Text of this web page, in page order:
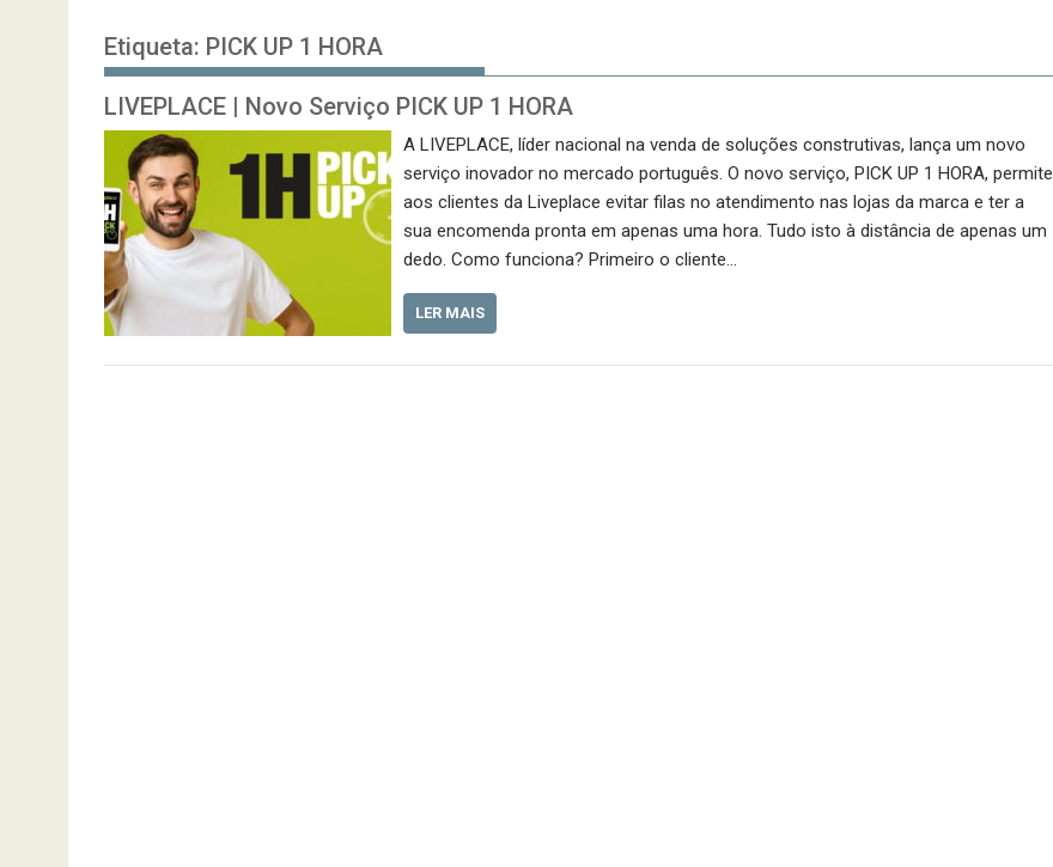
Etiqueta: PICK UP 1 HORA
LIVEPLACE | Novo Serviço PICK UP 1 HORA
A LIVEPLACE, líder nacional na venda de soluções construtivas, lança um novo
serviço inovador no mercado português. O novo serviço, PICK UP 1 HORA, permite
aos clientes da Liveplace evitar filas no atendimento nas lojas da marca e ter a
sua encomenda pronta em apenas uma hora. Tudo isto à distância de apenas um
dedo. Como funciona? Primeiro o cliente…
LER MAIS